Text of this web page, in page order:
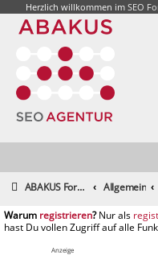
Herzlich willkommen im SEO
ABAKUS Foren-Übersicht Allgemein
registrieren
Anzeige